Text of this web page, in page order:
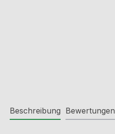
Beschreibung Bewertungen